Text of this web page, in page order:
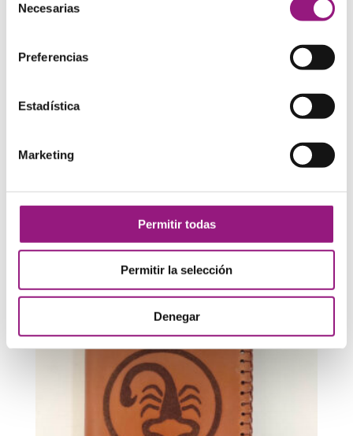
Necesarias
Preferencias
Estadística
Marketing
Permitir todas
Permitir la selección
Denegar
Cartera billetero de cuero Sagitario
23,00€